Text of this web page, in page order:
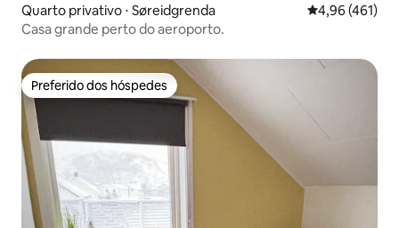
Quarto privativo ⋅ Søreidgrenda 4,96 de uma
4,96 (461)
Casa grande perto do aeroporto.
Preferido dos hóspedes
Preferido dos hóspedes